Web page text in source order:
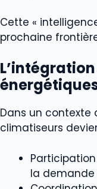
Cette «
prochaine
Dans un contexte
climatiseurs
la